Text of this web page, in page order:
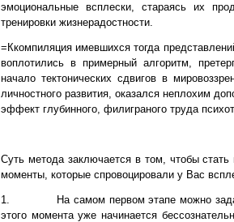
эмоциональные всплески, стараясь их
тренировки жизнерадостности.
=Ккомпиляция имевшихся тогда
воплотились в примерный алгоритм,
начало тектонических сдвигов в
личностного развития, оказался неплохим
эффект глубинного, филиграного труда
Суть метода заключается в том, чтобы
моменты, которые спровоцировали у Вас
1. На самом первом этапе можно задать
этого момента уже начинается